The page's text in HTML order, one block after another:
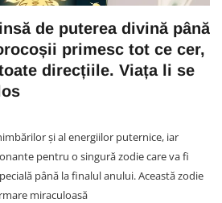
de puterea divină până
primesc tot ce cer,
direcțiile. Viața li se
și al energiilor puternice, iar
pentru o singură zodie care va fi
până la finalul anului. Această zodie
miraculoasă